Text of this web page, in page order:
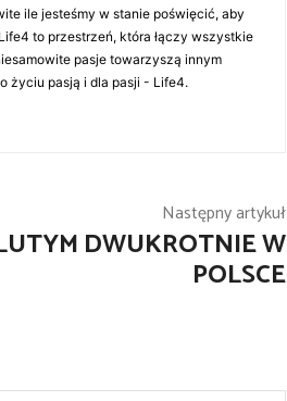
ile jesteśmy w stanie poświęcić, aby
to przestrzeń, która łączy wszystkie
pasje towarzyszą innym
życiu pasją i dla pasji - Life4.
Następny artykuł
DWUKROTNIE W
POLSCE